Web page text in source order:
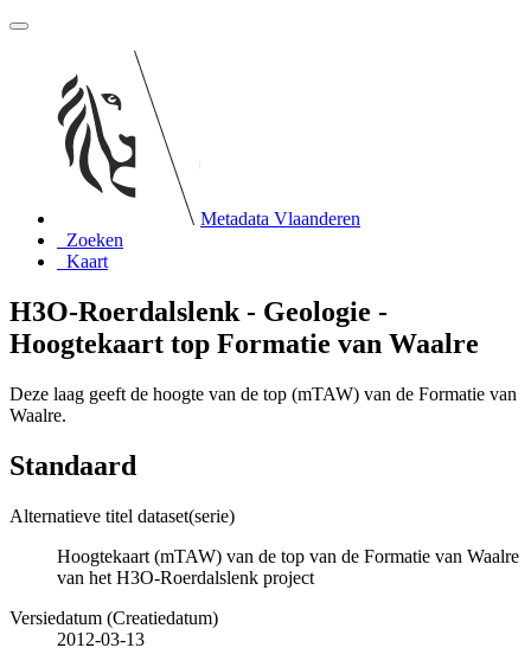
Metadata Vlaanderen
Zoeken
Kaart
H3O-Roerdalslenk - Geologie -
Hoogtekaart top Formatie van Waalre
Deze laag geeft de hoogte van de top (mTAW) van de Formatie van
Waalre.
Standaard
Alternatieve titel dataset(serie)
Hoogtekaart (mTAW) van de top van de Formatie van Waalre
van het H3O-Roerdalslenk project
Versiedatum (Creatiedatum)
2012-03-13